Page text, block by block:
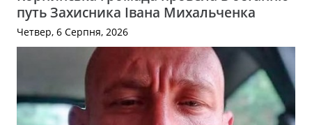
путь Захисника Івана Михальченка
Четвер, 6 Серпня, 2026